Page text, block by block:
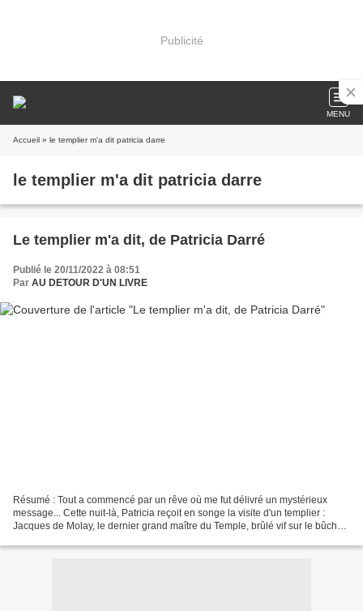
Publicité
MENU
Accueil » le templier m'a dit patricia darre
le templier m'a dit patricia darre
Le templier m'a dit, de Patricia Darré
Publié le 20/11/2022 à 08:51
Par AU DETOUR D'UN LIVRE
Résumé : Tout a commencé par un rêve où me fut délivré un mystérieux
message... Cette nuit-là, Patricia reçoit en songe la visite d'un templier :
Jacques de Molay, le dernier grand maître du Temple, brûlé vif sur le bûcher